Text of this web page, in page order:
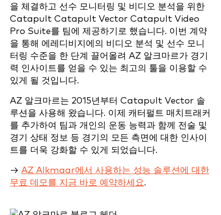
을 체결하고 선수 모니터링 및 비디오 분석을 위한
Catapult Catapult Vector Catapult Video
Pro Suite를 팀에 제공하기로 했습니다. 이번 계약
을 통해 에레디비지에의 비디오 분석 및 선수 모니
터링 수준을 한 단계 끌어올려 AZ 알크마르가 경기
력 인사이트를 얻을 수 있는 최고의 툴을 이용할 수
있게 될 것입니다.
AZ 알크마르는 2015년부터 Catapult Vector 솔
루션을 사용해 왔습니다. 이제 캐터펄트 매치트래커
를 추가하여 팀과 개인의 운동 능력과 함께 전술 및
경기 상태 정보 등 경기의 모든 측면에 대한 인사이
트를 더욱 강화할 수 있게 되었습니다.
→ AZ Alkmaar에서 사용하는 성능 솔루션에 대한
무료 데모를 지금 바로 예약하세요.